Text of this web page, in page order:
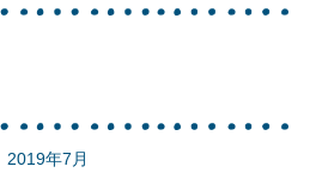
2019年7月